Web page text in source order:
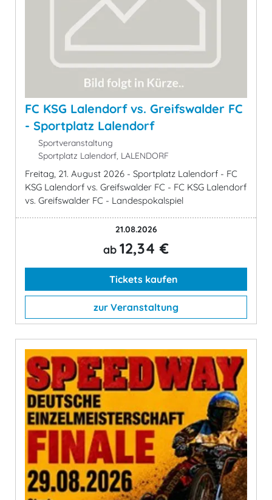
FC KSG Lalendorf vs. Greifswalder FC
- Sportplatz Lalendorf
Sportveranstaltung
Sportplatz Lalendorf, LALENDORF
Freitag, 21. August 2026 - Sportplatz Lalendorf - FC
KSG Lalendorf vs. Greifswalder FC - FC KSG Lalendorf
vs. Greifswalder FC - Landespokalspiel
21.08.2026
ab 12,34 €
Tickets kaufen
zur Veranstaltung